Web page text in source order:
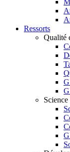
Ressorts
Qualité